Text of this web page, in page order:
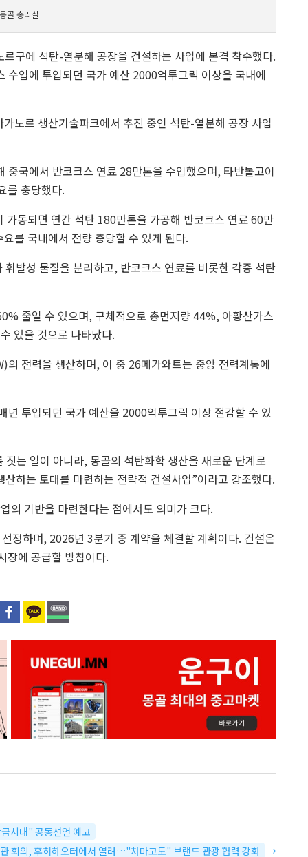
골 총리실
구에 석탄-열분해 공장을 건설하는 사업에 본격 착수했다.
입에 투입되던 국가 예산 2000억투그릭 이상을 국내에
노르 생산기술파크에서 추진 중인 석탄-열분해 공장 사업
국에서 반코크스 연료 28만톤을 수입했으며, 타반톨고이
를 충당했다.
동되면 연간 석탄 180만톤을 가공해 반코크스 연료 60만
를 국내에서 전량 충당할 수 있게 된다.
발성 물질을 분리하고, 반코크스 연료를 비롯한 각종 석탄
줄일 수 있으며, 구체적으로 총먼지량 44%, 아황산가스
있을 것으로 나타났다.
전력을 생산하며, 이 중 26메가와트는 중앙 전력계통에
투입되던 국가 예산을 2000억투그릭 이상 절감할 수 있
는 일이 아니라, 몽골의 석탄화학 생산을 새로운 단계로
하는 토대를 마련하는 전략적 건설사업”이라고 강조했다.
의 기반을 마련한다는 점에서도 의미가 크다.
정하며, 2026년 3분기 중 계약을 체결할 계획이다. 건설은
장에 공급할 방침이다.
시대" 공동선언 예고
회의, 후허하오터에서 열려…"차마고도" 브랜드 관광 협력 강화 →